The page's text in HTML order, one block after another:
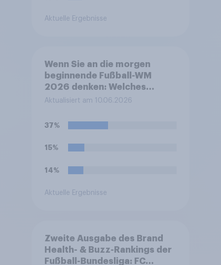
Aktuelle Ergebnisse
Wenn Sie an die morgen
beginnende Fußball-WM
2026 denken: Welches
Gefühl beschreibt Ihre
derzeit am besten?
Aktualisiert am 10.06.2026
37%
15%
14%
Aktuelle Ergebnisse
Zweite Ausgabe des Brand
Health- & Buzz-Rankings der
Fußball-Bundesliga: FC